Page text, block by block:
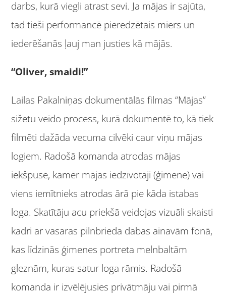
darbs, kurā viegli atrast sevi. Ja mājas ir sajūta,
tad tieši performancē pieredzētais miers un
iederēšanās ļauj man justies kā mājās.
“Oliver, smaidi!”
Lailas Pakalniņas dokumentālās filmas “Mājas”
sižetu veido process, kurā dokumentē to, kā tiek
filmēti dažāda vecuma cilvēki caur viņu mājas
logiem. Radošā komanda atrodas mājas
iekšpusē, kamēr mājas iedzīvotāji (ģimene) vai
viens iemītnieks atrodas ārā pie kāda istabas
loga. Skatītāju acu priekšā veidojas vizuāli skaisti
kadri ar vasaras pilnbrieda dabas ainavām fonā,
kas līdzinās ģimenes portreta melnbaltām
gleznām, kuras satur loga rāmis. Radošā
komanda ir izvēlējusies privātmāju vai pirmā